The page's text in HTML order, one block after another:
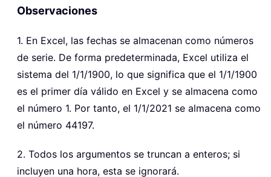
Observaciones
1. En Excel, las fechas se almacenan como números
de serie. De forma predeterminada, Excel utiliza el
sistema del 1/1/1900, lo que significa que el 1/1/1900
es el primer día válido en Excel y se almacena como
el número 1. Por tanto, el 1/1/2021 se almacena como
el número 44197.
2. Todos los argumentos se truncan a enteros; si
incluyen una hora, esta se ignorará.